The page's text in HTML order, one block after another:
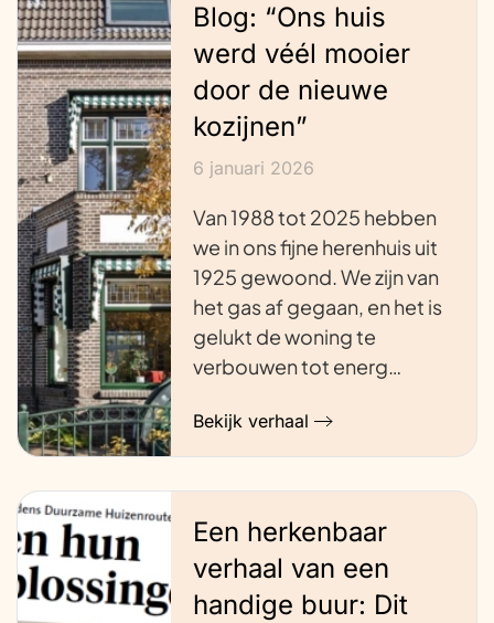
Blog: “Ons huis
werd véél mooier
door de nieuwe
kozijnen”
6 januari 2026
Van 1988 tot 2025 hebben
we in ons fijne herenhuis uit
1925 gewoond. We zijn van
het gas af gegaan, en het is
gelukt de woning te
verbouwen tot energ…
Bekijk verhaal
Een herkenbaar
verhaal van een
handige buur: Dit